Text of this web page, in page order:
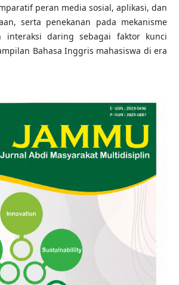
peran media sosial, aplikasi, dan
serta penekanan pada mekanisme
interaksi daring sebagai faktor kunci
Bahasa Inggris mahasiswa di era